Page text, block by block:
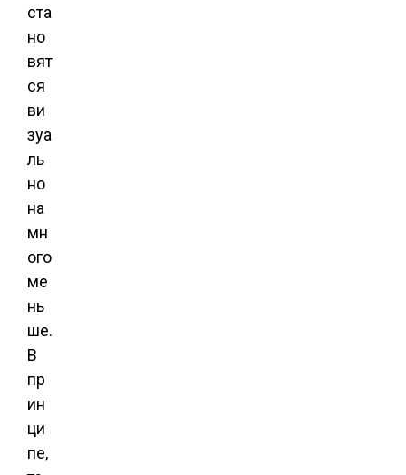
ста
но
вят
ся
ви
зуа
ль
но
на
мн
ого
ме
нь
ше.
В
пр
ин
ци
пе,